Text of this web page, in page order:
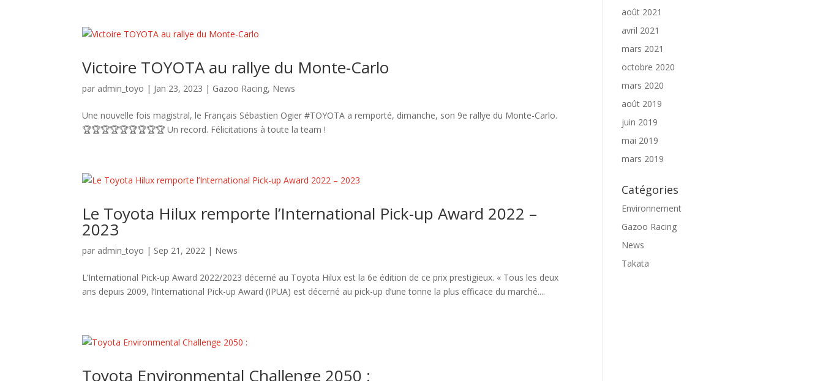
Victoire TOYOTA au rallye du Monte-Carlo
par admin_toyo | Jan 23, 2023 | Gazoo Racing, News
Une nouvelle fois magistral, le Français Sébastien Ogier #TOYOTA a remporté, dimanche, son 9e rallye du Monte-Carlo.
🏆🏆🏆🏆🏆🏆🏆🏆🏆 Un record. Félicitations à toute la team !
Le Toyota Hilux remporte l’International Pick-up Award 2022 –
2023
par admin_toyo | Sep 21, 2022 | News
L’International Pick-up Award 2022/2023 décerné au Toyota Hilux est la 6e édition de ce prix prestigieux. « Tous les deux
ans depuis 2009, l’International Pick-up Award (IPUA) est décerné au pick-up d’une tonne la plus efficace du marché....
Toyota Environmental Challenge 2050 :
août 2021
avril 2021
mars 2021
octobre 2020
mars 2020
août 2019
juin 2019
mai 2019
mars 2019
Catégories
Environnement
Gazoo Racing
News
Takata